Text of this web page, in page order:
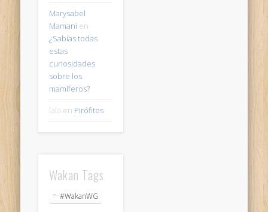
Marysabel
Mamani en
¿Sabías todas
estas
curiosidades
sobre los
mamíferos?
lala en Pirófitos
Wakan Tags
#WakanWG